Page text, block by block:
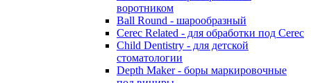
воротником
Ball Round - шарообразный
Cerec Related - для обработки под Cerec
Child Dentistry - для детской
стоматологии
Depth Maker - боры маркировочные